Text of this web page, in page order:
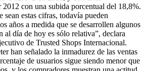
2012 con una subida porcentual del 18,8%.
sean estas cifras, todavía pueden
años a medida que se desarrollen algunos
al día de hoy es sólo relativa”, declara
de Trusted Shops Internacional.
han señalado la inmadurez de las ventas
de usuarios sigue siendo menor que